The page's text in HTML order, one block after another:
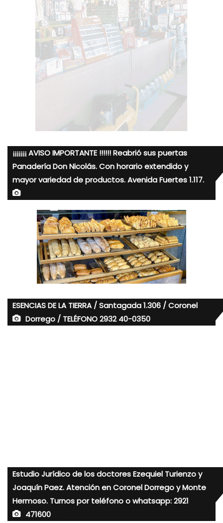
¡¡¡¡¡¡¡ AVISO IMPORTANTE !!!!!! Reabrió sus puertas
Panadería Don Nicolás. Con horario extendido y
mayor variedad de productos. Avenida Fuertes 1.117.
ESENCIAS DE LA TIERRA / Santagada 1.306 / Coronel
Dorrego / TELÉFONO 2932 40-0350
Estudio Jurídico de los doctores Ezequiel Turienzo y
Joaquín Paez. Atención en Coronel Dorrego y Monte
Hermoso. Turnos por teléfono o whatsapp: 2921
471600